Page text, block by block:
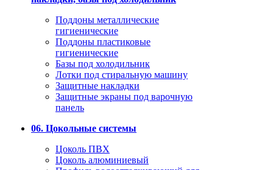
Поддоны металлические
гигиенические
Поддоны пластиковые
гигиенические
Базы под холодильник
Лотки под стиральную машину
Защитные накладки
Защитные экраны под варочную
панель
06. Цокольные системы
Цоколь ПВХ
Цоколь алюминиевый